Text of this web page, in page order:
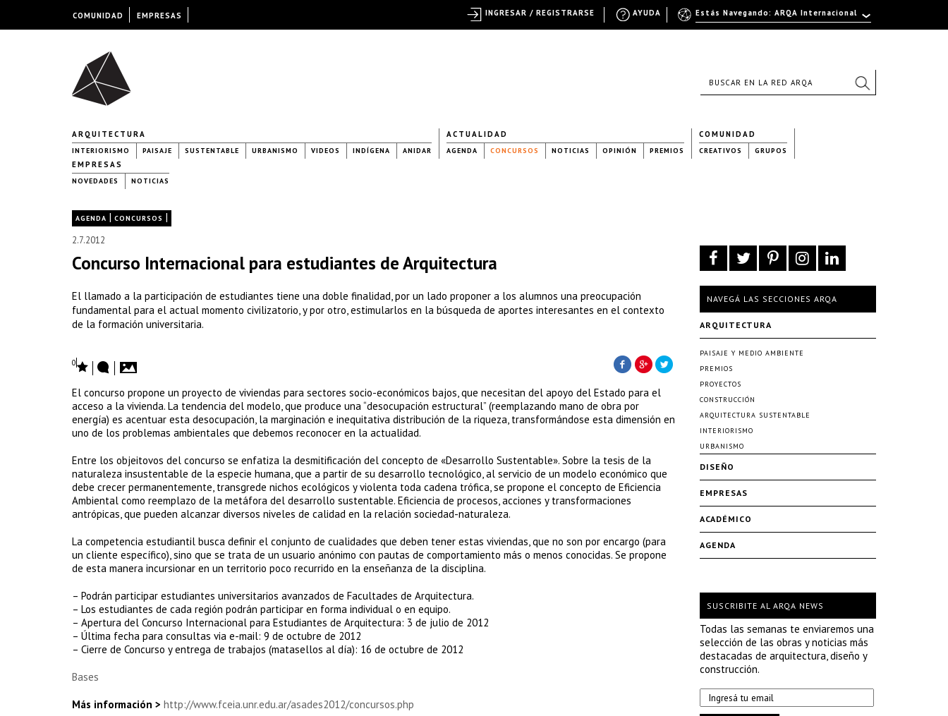
ARQUITECTURA
INTERIORISMO PAISAJE SUSTENTABLE URBANISMO VIDEOS INDÍGENA ANIDAR
ACTUALIDAD
AGENDA CONCURSOS NOTICIAS OPINIÓN PREMIOS
COMUNIDAD
CREATIVOS GRUPOS
EMPRESAS
NOVEDADES NOTICIAS
AGENDA | CONCURSOS |
2.7.2012
Concurso Internacional para estudiantes de Arquitectura
El llamado a la participación de estudiantes tiene una doble finalidad, por un lado proponer a los alumnos una preocupación
fundamental para el actual momento civilizatorio, y por otro, estimularlos en la búsqueda de aportes interesantes en el contexto
de la formación universitaria.
0
El concurso propone un proyecto de viviendas para sectores socio-económicos bajos, que necesitan del apoyo del Estado para el
acceso a la vivienda. La tendencia del modelo, que produce una “desocupación estructural” (reemplazando mano de obra por
energía) es acentuar esta desocupación, la marginación e inequitativa distribución de la riqueza, transformándose esta dimensión en
uno de los problemas ambientales que debemos reconocer en la actualidad.
Entre los objeitovos del concurso se enfatiza la desmitificación del concepto de «Desarrollo Sustentable». Sobre la tesis de la
naturaleza insustentable de la especie humana, que a partir de su desarrollo tecnológico, al servicio de un modelo económico que
debe crecer permanentemente, transgrede nichos ecológicos y violenta toda cadena trófica, se propone el concepto de Eficiencia
Ambiental como reemplazo de la metáfora del desarrollo sustentable. Eficiencia de procesos, acciones y transformaciones
antrópicas, que pueden alcanzar diversos niveles de calidad en la relación sociedad-naturaleza.
La competencia estudiantil busca definir el conjunto de cualidades que deben tener estas viviendas, que no son por encargo (para
un cliente específico), sino que se trata de un usuario anónimo con pautas de comportamiento más o menos conocidas. Se propone
de esta manera incursionar en un territorio poco recurrido en la enseñanza de la disciplina.
– Podrán participar estudiantes universitarios avanzados de Facultades de Arquitectura.
– Los estudiantes de cada región podrán participar en forma individual o en equipo.
– Apertura del Concurso Internacional para Estudiantes de Arquitectura: 3 de julio de 2012
– Última fecha para consultas via e-mail: 9 de octubre de 2012
– Cierre de Concurso y entrega de trabajos (matasellos al día): 16 de octubre de 2012
Bases
Más información > http://www.fceia.unr.edu.ar/asades2012/concursos.php
NAVEGÁ LAS SECCIONES ARQA
ARQUITECTURA
PAISAJE Y MEDIO AMBIENTE
PREMIOS
PROYECTOS
CONSTRUCCIÓN
ARQUITECTURA SUSTENTABLE
INTERIORISMO
URBANISMO
DISEÑO
EMPRESAS
ACADÉMICO
AGENDA
SUSCRIBITE AL ARQA NEWS
Todas las semanas te enviaremos una
selección de las obras y noticias más
destacadas de arquitectura, diseño y
construcción.
COMUNIDAD EMPRESAS Estás Navegando: ARQA Internacional
AYUDA
INGRESAR / REGISTRARSE